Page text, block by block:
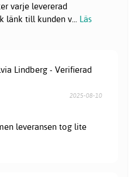
varje levererad
länk till kunden v... Läs
Lindberg - Verifierad
2025-08-10
leveransen tog lite